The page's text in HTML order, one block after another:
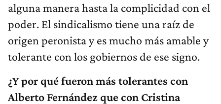
alguna manera hasta la complicidad con el
poder. El sindicalismo tiene una raíz de
origen peronista y es mucho más amable y
tolerante con los gobiernos de ese signo.
¿Y por qué fueron más tolerantes con
Alberto Fernández que con Cristina